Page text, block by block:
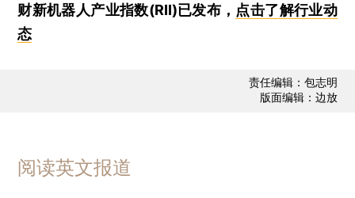
财新机器人产业指数(RII)已发布， 点击了解行业动
态
责任编辑：包志明
版面编辑：边放
阅读英文报道